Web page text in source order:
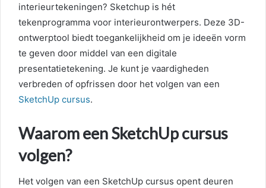
interieurtekeningen? Sketchup is hét
tekenprogramma voor interieurontwerpers. Deze 3D-
ontwerptool biedt toegankelijkheid om je ideeën vorm
te geven door middel van een digitale
presentatietekening. Je kunt je vaardigheden
verbreden of opfrissen door het volgen van een
SketchUp cursus.
Waarom een SketchUp cursus
volgen?
Het volgen van een SketchUp cursus opent deuren